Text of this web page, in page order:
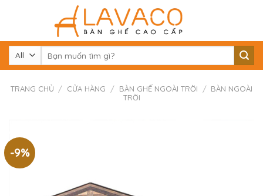
kiếm:
TRANG CHỦ / CỬA HÀNG / BÀN GHẾ NGOÀI TRỜI / BÀN NGOÀI
TRỜI
-9%